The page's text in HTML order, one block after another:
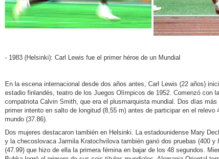
- 1983 (Helsinki): Carl Lewis fue el primer héroe de un Mundial
En la escena internacional desde dos años antes, Carl Lewis (22 años)
estadio finlandés, teatro de los Juegos Olímpicos de 1952. Comenzó con
compatriota Calvin Smith, que era el plusmarquista mundial. Dos días
primer intento en salto de longitud (8,55 m) antes de participar en el
mundo (37.86).
Dos mujeres destacaron también en Helsinki. La estadounidense Mary
y la checoslovaca Jarmila Kratochvilova también ganó dos pruebas (400 y
(47.99) que hizo de ella la primera fémina en bajar de los 48 segundos.